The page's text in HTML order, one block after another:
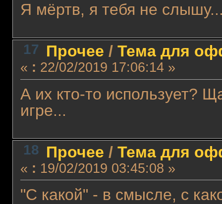
Я мёртв, я тебя не
17 Прочее / Тема для
« : 22/02/2019 17:06:14 »
А их кто-то использует?
игре...
18 Прочее / Тема для
« : 19/02/2019 03:45:08 »
"С какой" - в смысле, с